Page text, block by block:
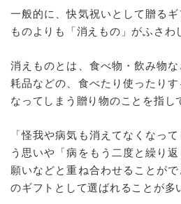
一般的に、快気祝いとして贈る
ものよりも「消えもの」がふさわ
消えものとは、食べ物・飲み物
耗品などの、食べたり使ったり
なってしまう贈り物のことを指し
「怪我や病気も消えてなくなっ
う思いや「病をもう二度と繰り
願いなどと重ね合わせることが
のギフトとして選ばれることが多